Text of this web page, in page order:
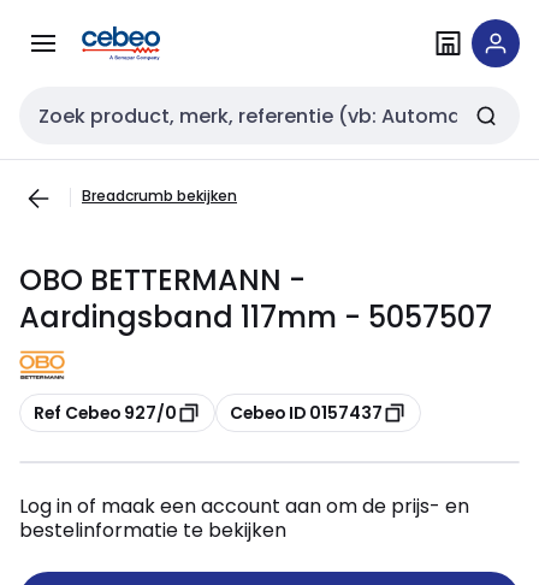
naar
naar
Zoekveld invoer
Breadcrumb bekijken
OBO BETTERMANN -
Aardingsband 117mm - 5057507
Kopiëren
Ref Cebeo 927/0 Kopiëren
Cebeo ID 0157437
Log in of maak een account aan om de prijs- en
bestelinformatie te bekijken